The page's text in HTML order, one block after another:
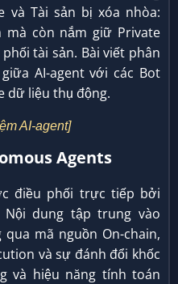
và Tài sản bị xóa nhòa:
mà còn nắm giữ Private
tài sản. Bài viết phân
AI-agent với các Bot
dữ liệu thụ động.
AI-agent]
Agents
điều phối trực tiếp bởi
Nội dung tập trung vào
mã nguồn On-chain,
và sự đánh đổi khốc
và hiệu năng tính toán